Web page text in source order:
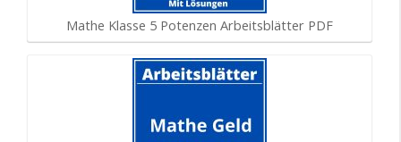
Mathe Klasse 5 Potenzen Arbeitsblätter PDF